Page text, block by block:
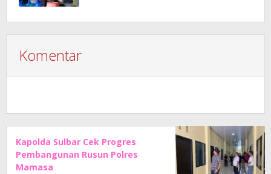
Komentar
Kapolda Sulbar Cek Progres
Pembangunan Rusun Polres
Mamasa